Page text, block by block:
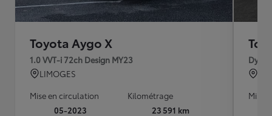
Toyota Aygo X
1.0 VVT-i 72ch Design MY23
LIMOGES
Mise en circulation
05-2023
Kilométrage
23 591 km
Mise